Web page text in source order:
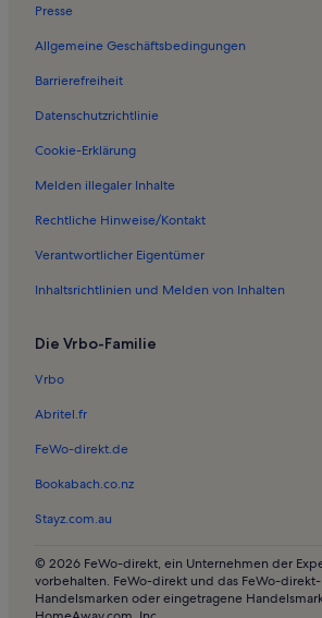
Presse
Allgemeine Geschäftsbedingungen
Barrierefreiheit
Datenschutzrichtlinie
Cookie-Erklärung
Melden illegaler Inhalte
Rechtliche Hinweise/Kontakt
Verantwortlicher Eigentümer
Inhaltsrichtlinien und Melden von Inhalten
Die Vrbo-Familie
Vrbo
Abritel.fr
FeWo-direkt.de
Bookabach.co.nz
Stayz.com.au
© 2026 FeWo-direkt, ein Unternehmen der
vorbehalten. FeWo-direkt und das FeWo-
Handelsmarken oder eingetragene